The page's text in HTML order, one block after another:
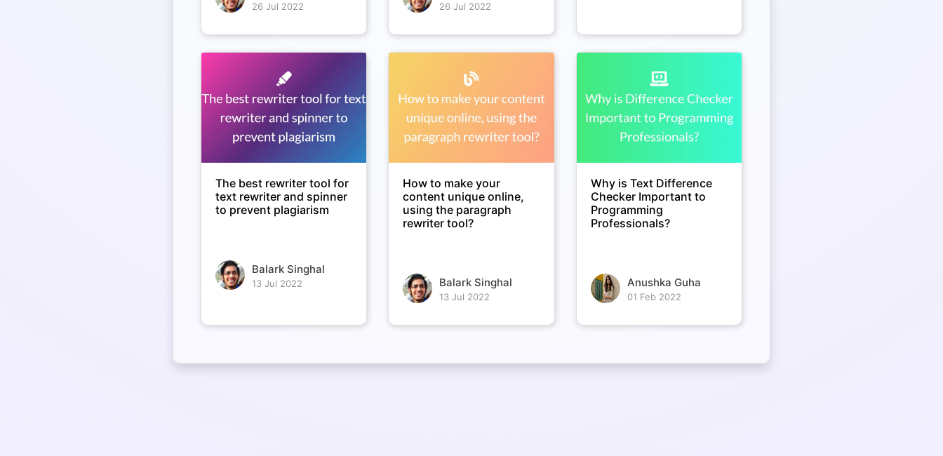
26 Jul 2022 26 Jul 2022
The best rewriter tool for
text rewriter and spinner
to prevent plagiarism
Balark Singhal
13 Jul 2022
How to make your
content unique online,
using the paragraph
rewriter tool?
Balark Singhal
13 Jul 2022
Why is Text Difference
Checker Important to
Programming
Professionals?
Anushka Guha
01 Feb 2022